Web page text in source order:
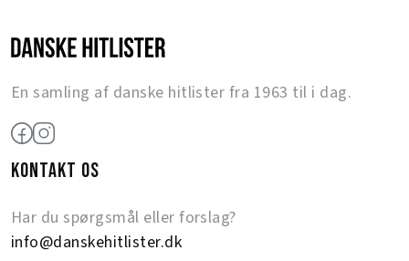
En samling af danske hitlister fra 1963 til i dag.
KONTAKT OS
Har du spørgsmål eller forslag?
info@danskehitlister.dk